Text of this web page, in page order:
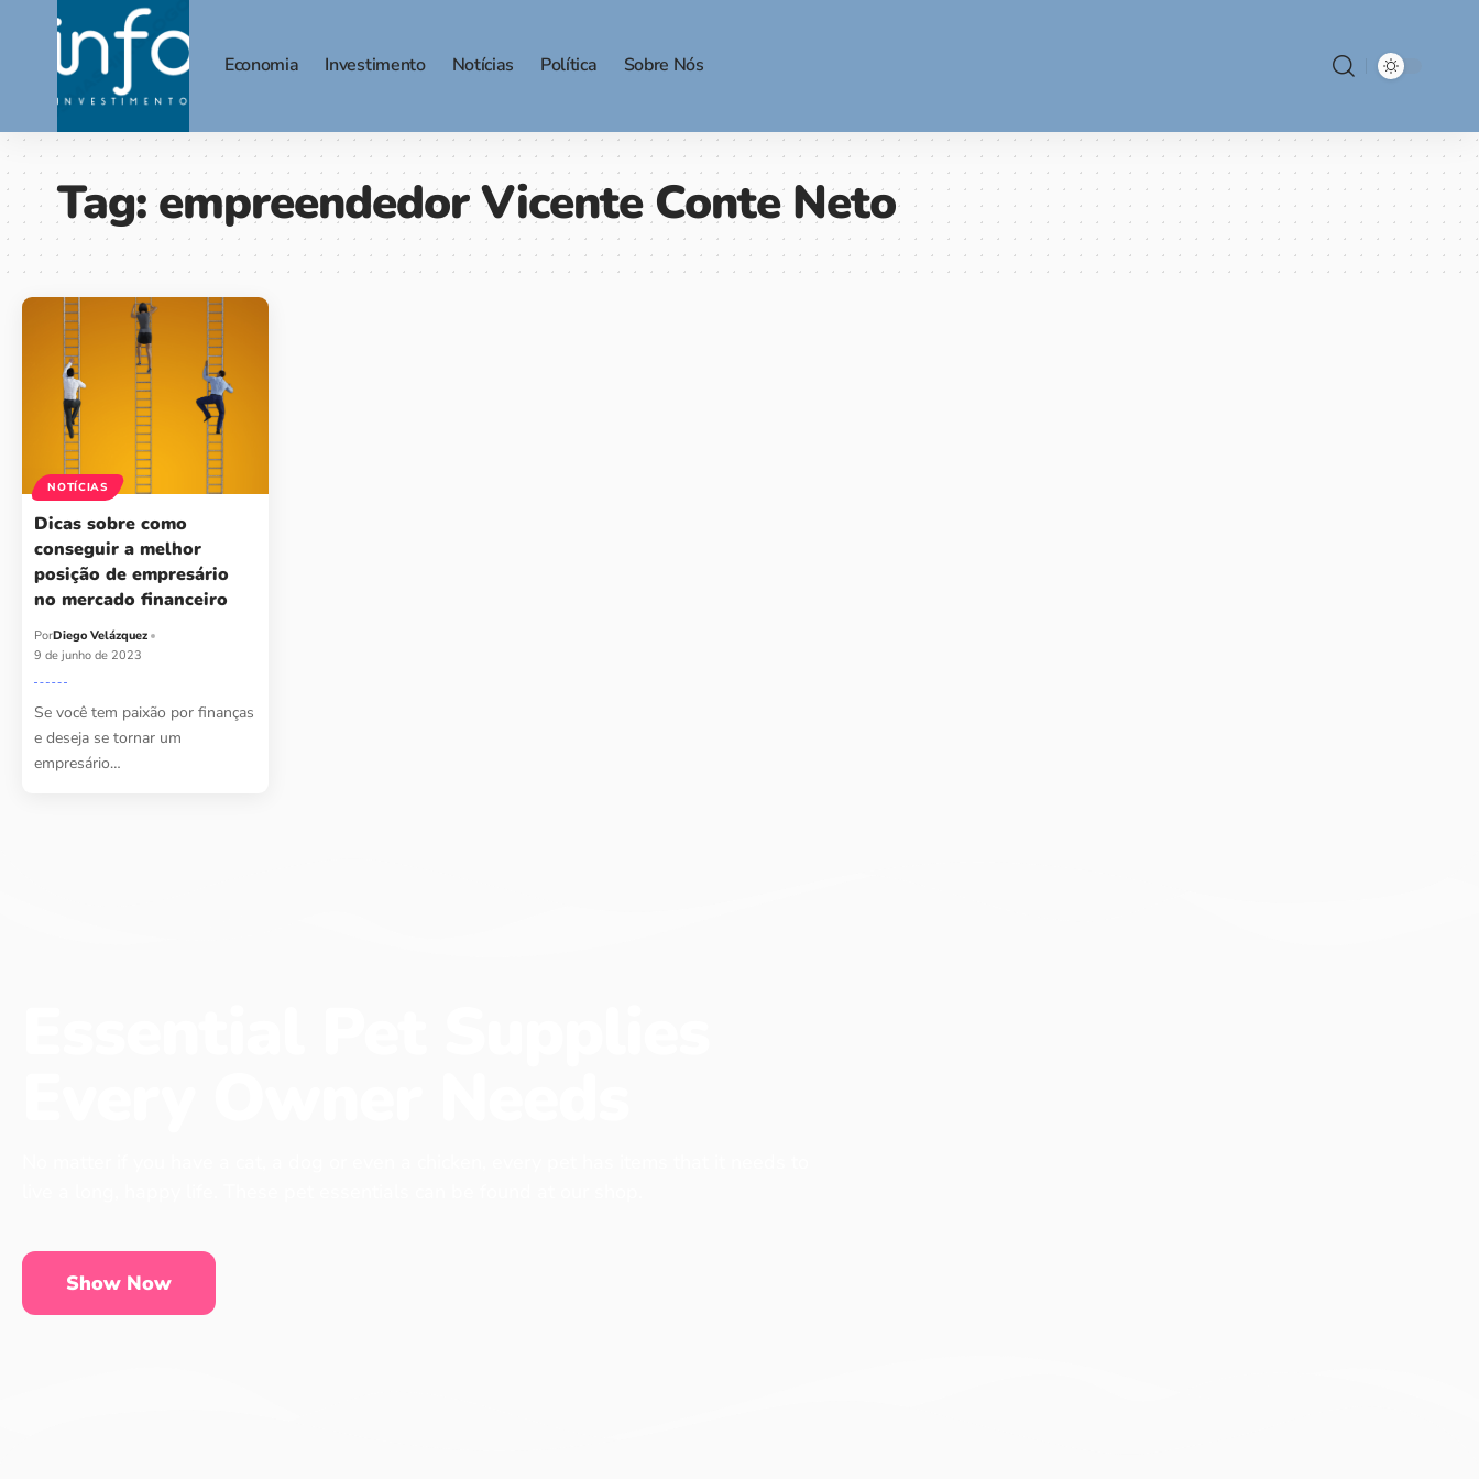
Economia Investimento Notícias Política Sobre Nós
Tag:empreendedor Vicente Conte Neto
NOTÍCIAS
Dicas sobre como
conseguir a melhor
posição de empresário
no mercado financeiro
PorDiego Velázquez
9 de junho de 2023
Se você tem paixão por finanças
e deseja se tornar um
empresário…
Show Now